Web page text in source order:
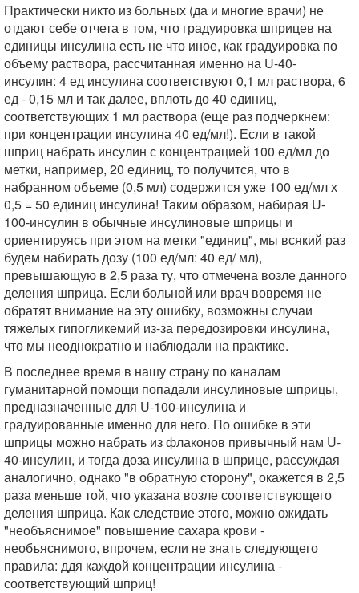
Практически никто из больных (да и многие врачи) не
отдают себе отчета в том, что градуировка шприцев на
единицы инсулина есть не что иное, как градуировка по
объему раствора, рассчитанная именно на U-40-
инсулин: 4 ед инсулина соответствуют 0,1 мл раствора, 6
ед - 0,15 мл и так далее, вплоть до 40 единиц,
соответствующих 1 мл раствора (еще раз подчеркнем:
при концентрации инсулина 40 ед/мл!). Если в такой
шприц набрать инсулин с концентрацией 100 ед/мл до
метки, например, 20 единиц, то получится, что в
набранном объеме (0,5 мл) содержится уже 100 ед/мл х
0,5 = 50 единиц инсулина! Таким образом, набирая U-
100-инсулин в обычные инсулиновые шприцы и
ориентируясь при этом на метки "единиц", мы всякий раз
будем набирать дозу (100 ед/мл: 40 ед/ мл),
превышающую в 2,5 раза ту, что отмечена возле данного
деления шприца. Если больной или врач вовремя не
обратят внимание на эту ошибку, возможны случаи
тяжелых гипогликемий из-за передозировки инсулина,
что мы неоднократно и наблюдали на практике.
В последнее время в нашу страну по каналам
гуманитарной помощи попадали инсулиновые шприцы,
предназначенные для U-100-инсулина и
градуированные именно для него. По ошибке в эти
шприцы можно набрать из флаконов привычный нам U-
40-инсулин, и тогда доза инсулина в шприце, рассуждая
аналогично, однако "в обратную сторону", окажется в 2,5
раза меньше той, что указана возле соответствующего
деления шприца. Как следствие этого, можно ожидать
"необъяснимое" повышение сахара крови -
необъяснимого, впрочем, если не знать следующего
правила: ддя каждой концентрации инсулина -
соответствующий шприц!